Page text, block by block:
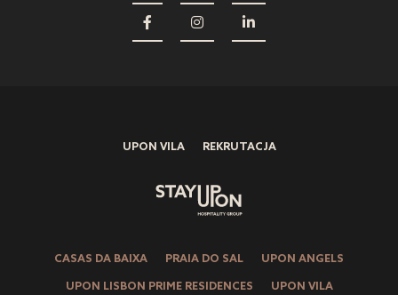
UPON VILA REKRUTACJA
CASAS DA BAIXA PRAIA DO SAL UPON ANGELS
UPON LISBON PRIME RESIDENCES UPON VILA